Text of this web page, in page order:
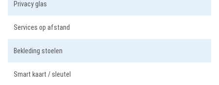
Privacy glas
Services op afstand
Bekleding stoelen
Smart kaart / sleutel